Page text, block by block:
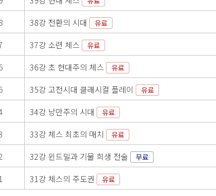
38강 전환의 시대 유료
37강 소련 체스 유료
36강 초 현대주의 체스 유료
35강 고전시대 클래시컬 플레이 유료
34강 낭만주의 시대 유료
33강 체스 최초의 매치 유료
32강 윈드밀과 기물 희생 전술 무료
31강 체스의 주도권 유료